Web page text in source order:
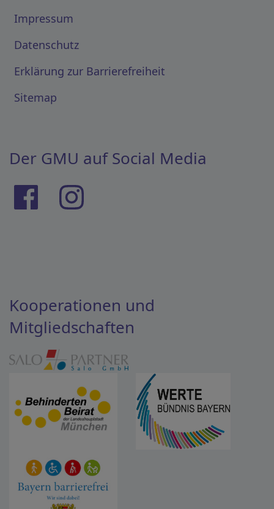
Impressum
Datenschutz
Erklärung zur Barrierefreiheit
Sitemap
Der GMU auf Social Media
Kooperationen und
Mitgliedschaften